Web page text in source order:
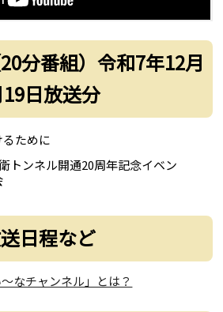
分番組）令和7年12月
日放送分
るために
トンネル開通20周年記念イベン
日程など
なチャンネル」とは？